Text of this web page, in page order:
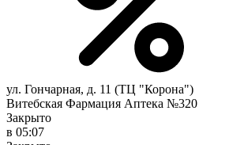
ул. Гончарная, д. 11 (ТЦ "Корона")
Витебская Фармация Аптека №320
Закрыто
в 05:07